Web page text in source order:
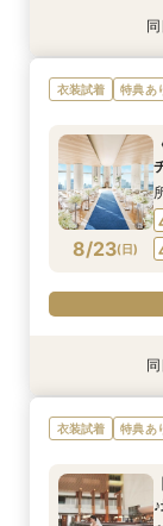
特典あ
8/22(土)
特典あ
8/22(土)
8/22(土)
衣装試着 特典あ
8/23(日)
特典あ
特典あ
衣装試着 特典あ